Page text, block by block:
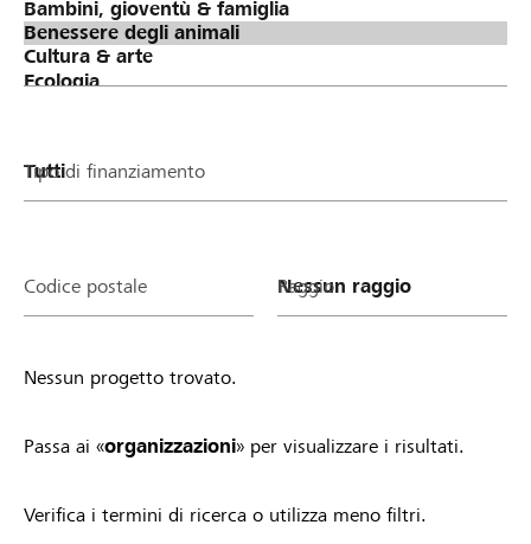
Tipo di finanziamento
Codice postale Raggio
Nessun progetto trovato.
Passa ai «organizzazioni» per visualizzare i risultati.
Verifica i termini di ricerca o utilizza meno filtri.